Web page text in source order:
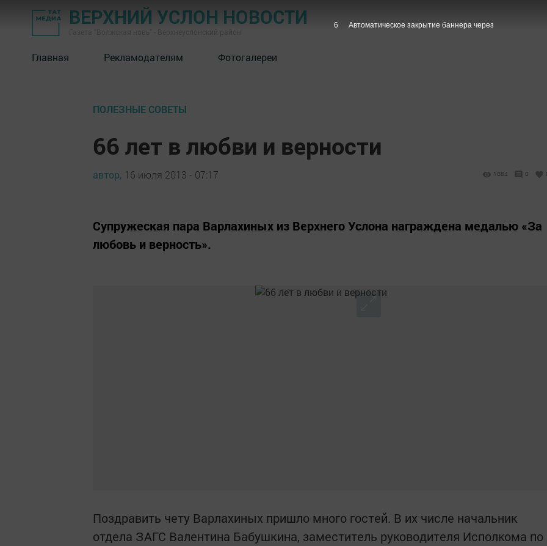
ВЕРХНИЙ УСЛОН НОВОСТИ
Главная Рекламодателям Фотогалереи
ПОЛЕЗНЫЕ СОВЕТЫ
66 лет в любви и верности
автор, 16 июля 2013 - 07:17 1084 0
Супружеская пара Варлахиных из Верхнего Услона награждена медалью «За
любовь и верность».
Поздравить чету Варлахиных пришло много гостей. В их числе начальник
отдела ЗАГС Валентина Бабушкина, заместитель руководителя Исполкома по
5 Автоматическое закрытие баннера через